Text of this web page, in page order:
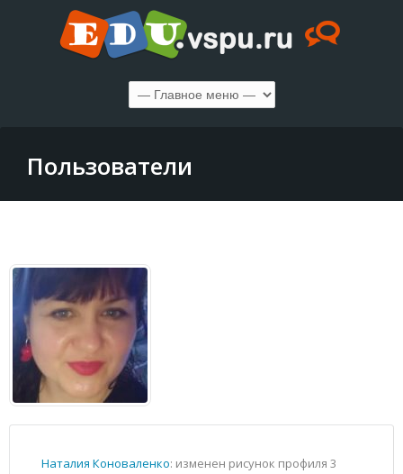
Пользователи
Наталия Коноваленко: изменен рисунок профиля 3